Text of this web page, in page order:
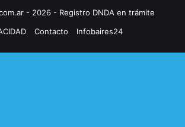
- 2026 - Registro DNDA en trámite
Contacto Infobaires24